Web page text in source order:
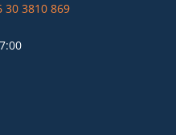
30 3810 869